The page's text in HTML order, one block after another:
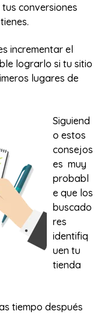
conversiones
incrementar el
lograrlo si tu sitio
lugares de
Siguiend
o estos
consejos
es muy
probabl
e que los
buscado
res
identifiq
uen tu
tienda
tiempo después